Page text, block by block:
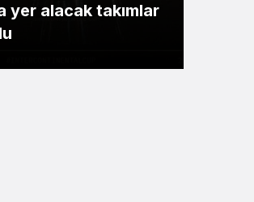
yer alacak takımlar